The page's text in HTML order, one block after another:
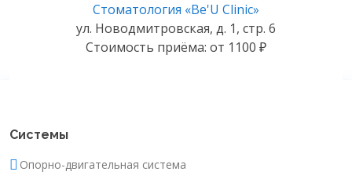
Стоматология «Be'U Clinic»
ул. Новодмитровская, д. 1, стр. 6
Стоимость приёма: от 1100 ₽
Системы
Опорно-двигательная система